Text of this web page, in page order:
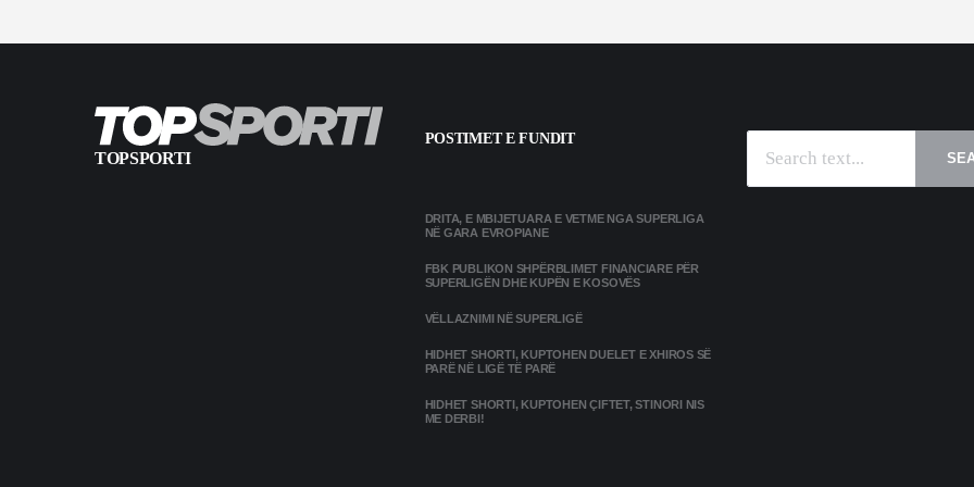
TOPSPORTI
POSTIMET E FUNDIT
DRITA, E MBIJETUARA E VETME NGA SUPERLIGA
NË GARA EVROPIANE
FBK PUBLIKON SHPËRBLIMET FINANCIARE PËR
SUPERLIGËN DHE KUPËN E KOSOVËS
VËLLAZNIMI NË SUPERLIGË
HIDHET SHORTI, KUPTOHEN DUELET E XHIROS SË
PARË NË LIGË TË PARË
HIDHET SHORTI, KUPTOHEN ÇIFTET, STINORI NIS
ME DERBI!